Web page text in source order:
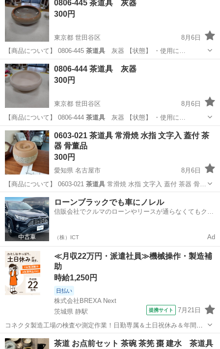
0806-445 茶道具 灰器
300円
東京都 世田谷区
8月6日
【商品について】 0806-445 茶道具 灰器 【状態】 ・使用に…
東京 世田谷区 食器 茶道具
0806-444 茶道具 灰器
300円
東京都 世田谷区
8月6日
【商品について】 0806-444 茶道具 灰器 【状態】 ・使用に…
東京 世田谷区 茶道具
0603-021 茶道具 常滑焼 水指 文字入 蓋付 茶
器 骨董品
300円
愛知県 名古屋市
8月6日
【商品について】 0603-021 茶道具常滑焼 水指 文字入 蓋付 茶器 骨…
愛知 名古屋市 食器 水指
ローンブラックでも車にノレル
信販会社でクルマのローンやリースが通らなくてもクル
（株）ICT Ad
≪月収22万円・派遣社員≫機械操作・製造補
助
時給1,250円
日払い
株式会社BREXA Next
茨城県 静駅
提携サイト 7月21日
コネクタ製造工場の検査や測定作業！日勤専属＆土日祝休み＆年間休
日128日★クリーンルーム内作業★マイカー通勤OK＆無料駐車場あり
★就業先食堂利用可！日払い制度あり！《茨城県常陸大宮市》 人気の
茨城 常陸大宮市 静駅 その他
茶道 お点前セット 茶碗 茶筅 棗 建水 茶道具